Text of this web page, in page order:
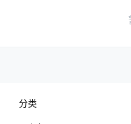
分类